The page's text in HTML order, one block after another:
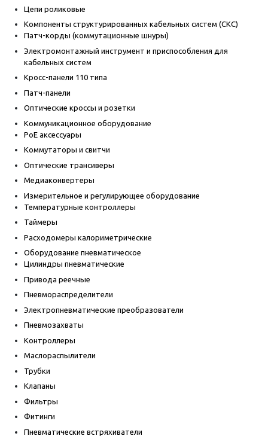
Цепи роликовые
Компоненты структурированных кабельных систем (СКС)
Патч-корды (коммутационные шнуры)
Электромонтажный инструмент и приспособления для
кабельных систем
Кросс-панели 110 типа
Патч-панели
Оптические кроссы и розетки
Коммуникационное оборудование
PoE аксессуары
Коммутаторы и свитчи
Оптические трансиверы
Медиаконвертеры
Измерительное и регулирующее оборудование
Температурные контроллеры
Таймеры
Расходомеры калориметрические
Оборудование пневматическое
Цилиндры пневматические
Привода реечные
Пневмораспределители
Электропневматические преобразователи
Пневмозахваты
Контроллеры
Маслораспылители
Трубки
Клапаны
Фильтры
Фитинги
Пневматические встряхиватели